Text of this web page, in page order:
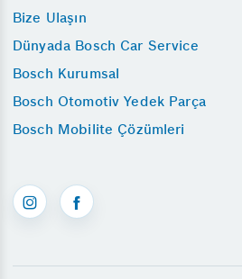
Bize Ulaşın
Dünyada Bosch Car Service
Bosch Kurumsal
Bosch Otomotiv Yedek Parça
Bosch Mobilite Çözümleri